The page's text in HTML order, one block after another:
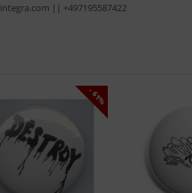
integra.com || +497195587422
- 61%